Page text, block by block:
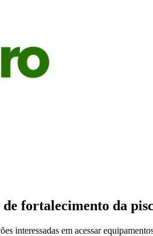
fortalecimento da
interessadas em acessar